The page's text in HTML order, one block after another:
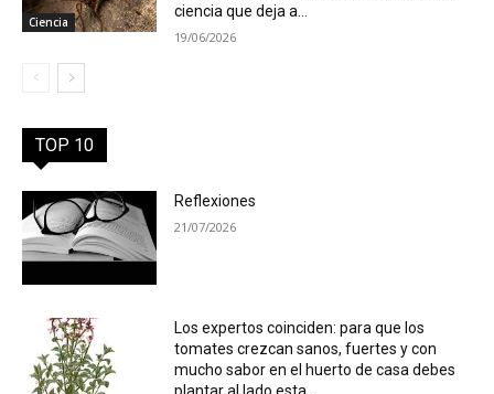
Ciencia
ciencia que deja a...
19/06/2026
TOP 10
Reflexiones
21/07/2026
Los expertos coinciden: para que los
tomates crezcan sanos, fuertes y con
mucho sabor en el huerto de casa debes